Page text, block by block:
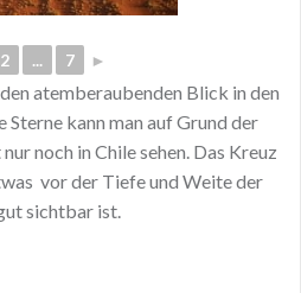
2 ... 7 ►
atemberaubenden Blick in den
kann man auf Grund der
noch in Chile sehen. Das Kreuz
vor der Tiefe und Weite der
sichtbar ist.